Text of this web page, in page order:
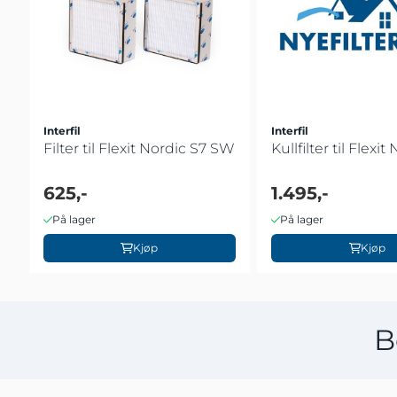
Interfil
Filter til Flexit Nordic S7 SW
625,-
På lager
Kjøp
Interfil
Kullfilter til Flexit
1.495,-
På lager
Kjøp